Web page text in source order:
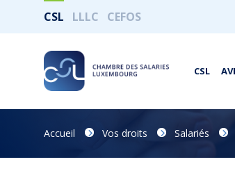
CSL LLLC CEFOS
CSL
Accueil Vos droits Salariés